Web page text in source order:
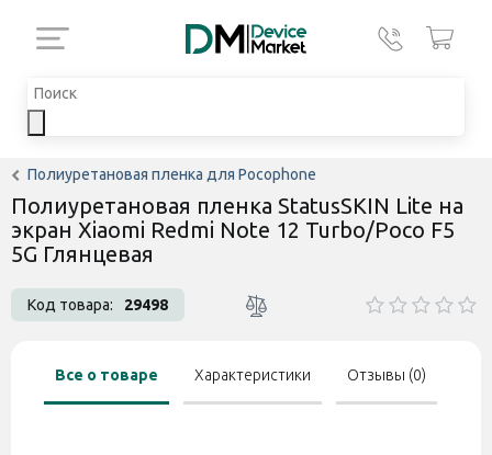
Полиуретановая пленка для Pocophone
Полиуретановая пленка StatusSKIN Lite на
экран Xiaomi Redmi Note 12 Turbo/Poco F5
5G Глянцевая
Код товара: 29498
Все о товаре Характеристики Отзывы (0)